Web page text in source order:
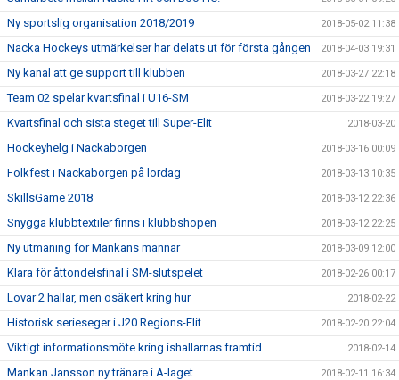
Ny sportslig organisation 2018/2019 2018-05-02 11:38
Nacka Hockeys utmärkelser har delats ut för första gången 2018-04-03 19:31
Ny kanal att ge support till klubben 2018-03-27 22:18
Team 02 spelar kvartsfinal i U16-SM 2018-03-22 19:27
Kvartsfinal och sista steget till Super-Elit 2018-03-20
Hockeyhelg i Nackaborgen 2018-03-16 00:09
Folkfest i Nackaborgen på lördag 2018-03-13 10:35
SkillsGame 2018 2018-03-12 22:36
Snygga klubbtextiler finns i klubbshopen 2018-03-12 22:25
Ny utmaning för Mankans mannar 2018-03-09 12:00
Klara för åttondelsfinal i SM-slutspelet 2018-02-26 00:17
Lovar 2 hallar, men osäkert kring hur 2018-02-22
Historisk serieseger i J20 Regions-Elit 2018-02-20 22:04
Viktigt informationsmöte kring ishallarnas framtid 2018-02-14
Mankan Jansson ny tränare i A-laget 2018-02-11 16:34